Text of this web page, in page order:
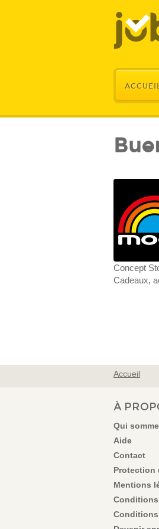
Concept
Cadeaux,
VOUS
Accueil
À
Qui
Aide
Contact
Protection
Mentions